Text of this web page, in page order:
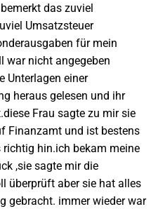
das zuviel
Umsatzsteuer
für mein
war nicht angegeben
Unterlagen einer
heraus gelesen und ihr
Frau sagte zu mir sie
Finanzamt und ist bestens
hin.ich bekam meine
,sie sagte mir die
überprüft aber sie hat alles
gebracht. immer wieder war